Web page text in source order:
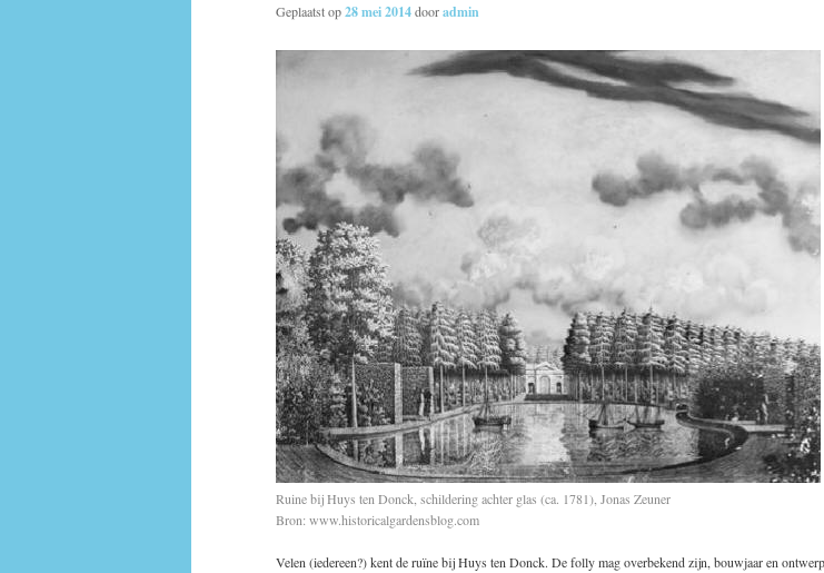
Geplaatst op28 mei 2014dooradmin
Ruine bij Huys ten Donck, schildering achter glas (ca. 1781), Jonas Zeuner
Bron: www.historicalgardensblog.com
Velen (iedereen?) kent de ruïne bij Huys ten Donck. De folly mag overbekend zijn, bouwjaar en